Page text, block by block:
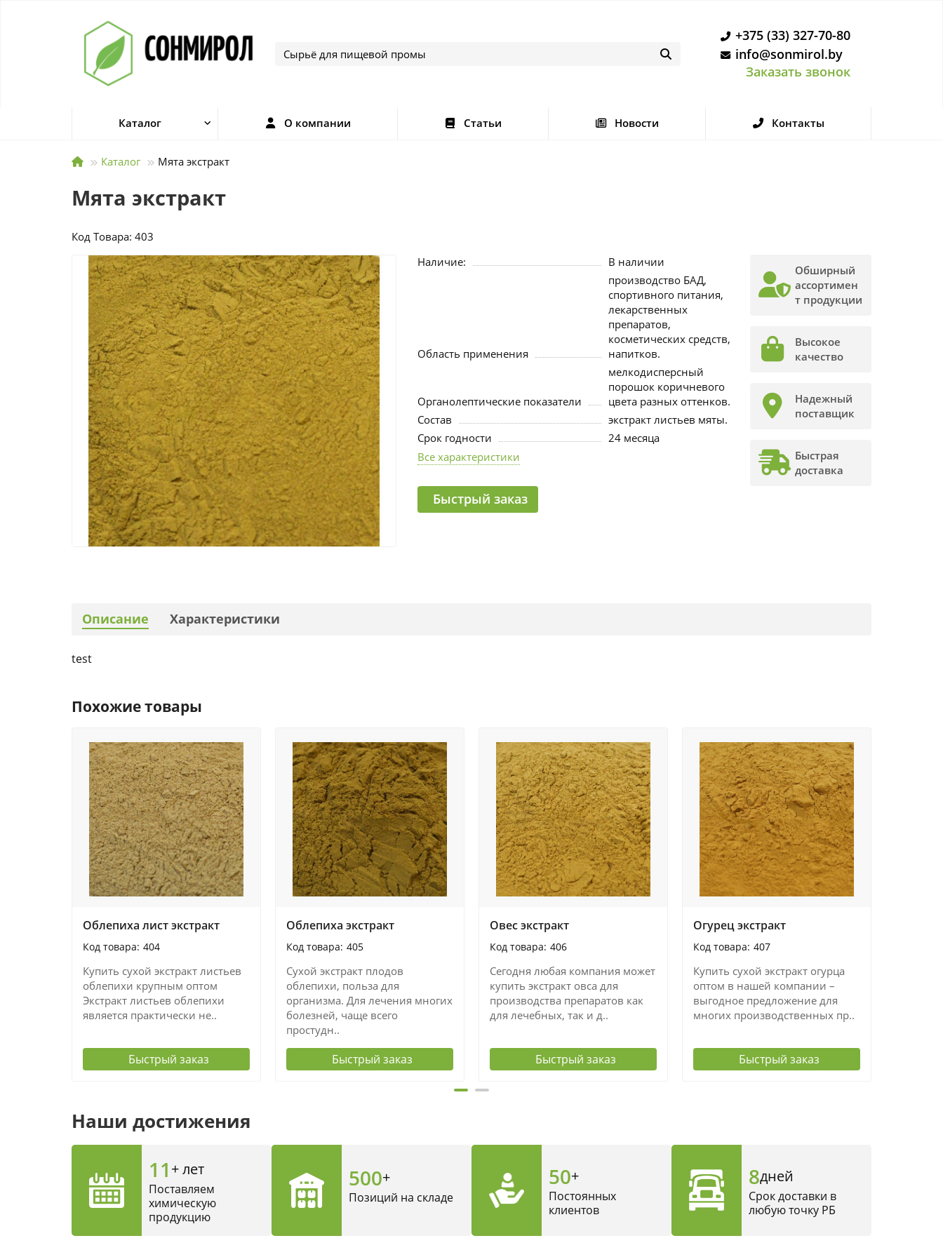
+375 (33) 327-70-80
info@sonmirol.by
Заказать звонок
Каталог О компании Статьи Новости Контакты
Каталог Мята экстракт
Мята экстракт
Код Товара: 403
Наличие:
В наличии
Область применения
производство БАД,
спортивного питания,
лекарственных
препаратов,
косметических средств,
напитков.
Органолептические показатели
мелкодисперсный
порошок коричневого
цвета разных оттенков.
Состав
экстракт листьев мяты.
Срок годности
24 месяца
Все характеристики
Быстрый заказ
Обширный
ассортимен
т продукции
Высокое
качество
Надежный
поставщик
Быстрая
доставка
Описание Характеристики
test
Похожие товары
Облепиха лист экстракт
404
Купить сухой экстракт листьев
облепихи крупным оптом
Экстракт листьев облепихи
является практически не..
Быстрый заказ
Облепиха экстракт
405
Сухой экстракт плодов
облепихи, польза для
организма. Для лечения многих
болезней, чаще всего
простудн..
Быстрый заказ
Овес экстракт
406
Сегодня любая компания может
купить экстракт овса для
производства препаратов как
для лечебных, так и д..
Быстрый заказ
Огурец экстракт
407
Купить сухой экстракт огурца
оптом в нашей компании –
выгодное предложение для
многих производственных пр..
Быстрый заказ
Наши достижения
11 + лет
Поставляем
химическую
продукцию
500+
Позиций на складе
50+
Постоянных
клиентов
8дней
Срок доставки в
любую точку РБ